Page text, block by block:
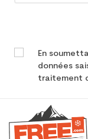
En
données
traitement